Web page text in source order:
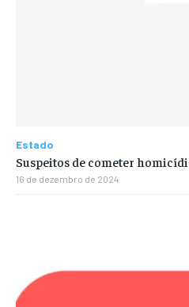
Estado
Suspeitos de cometer
16 de dezembro de 2024